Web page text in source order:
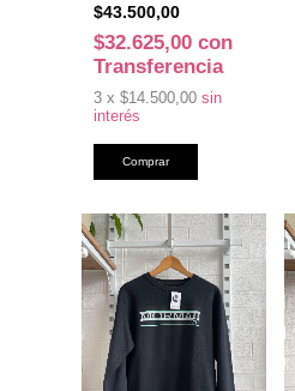
$43.500,00
$32.625,00 con
Transferencia
3 x $14.500,00 sin
interés